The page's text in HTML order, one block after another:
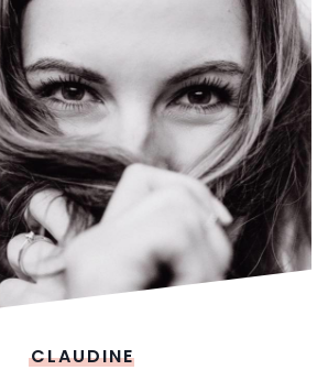
CLAUDINE